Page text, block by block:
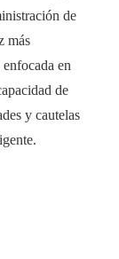
de
más
en
de
y cautelas